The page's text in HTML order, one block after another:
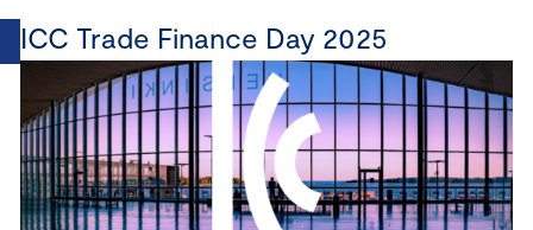
ICC Trade Finance Day 2025